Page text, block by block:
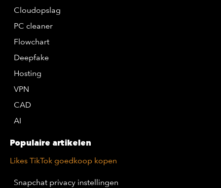
Cloudopslag
PC cleaner
Flowchart
Deepfake
Hosting
VPN
CAD
AI
Populaire artikelen
Likes TikTok goedkoop kopen
Snapchat privacy instellingen